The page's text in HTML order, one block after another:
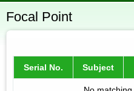
Focal Point
Serial No. Subject